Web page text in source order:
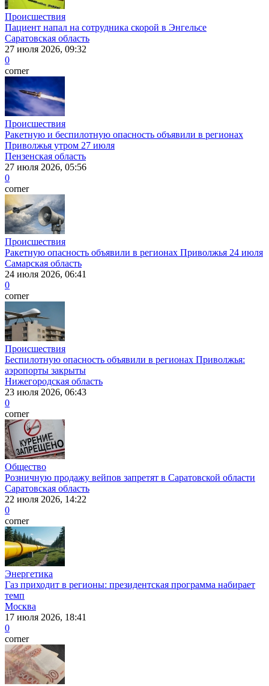
Происшествия
Пациент напал на сотрудника скорой в Энгельсе
Саратовская область
27 июля 2026, 09:32
0
corner
Происшествия
Ракетную и беспилотную опасность объявили в регионах
Приволжья утром 27 июля
Пензенская область
27 июля 2026, 05:56
0
corner
Происшествия
Ракетную опасность объявили в регионах Приволжья 24 июля
Самарская область
24 июля 2026, 06:41
0
corner
Происшествия
Беспилотную опасность объявили в регионах Приволжья:
аэропорты закрыты
Нижегородская область
23 июля 2026, 06:43
0
corner
Общество
Розничную продажу вейпов запретят в Саратовской области
Саратовская область
22 июля 2026, 14:22
0
corner
Энергетика
Газ приходит в регионы: президентская программа набирает
темп
Москва
17 июля 2026, 18:41
0
corner